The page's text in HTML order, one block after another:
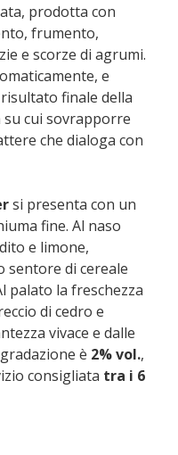
prodotta con
frumento,
e scorze di agrumi.
e
finale della
su cui sovrapporre
che dialoga con
si presenta con un
fine. Al naso
e limone,
sentore di cereale
palato la freschezza
di cedro e
vivace e dalle
è 2% vol.,
consigliata tra i 6